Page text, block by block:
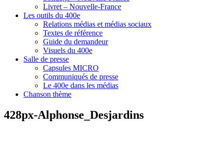
Livret – Nouvelle-France
Les outils du 400e
Relations médias et médias sociaux
Textes de référence
Guide du demandeur
Visuels du 400e
Salle de presse
Capsules MICRO
Communiqués de presse
Le 400e dans les médias
Chanson thème
428px-Alphonse_Desjardins